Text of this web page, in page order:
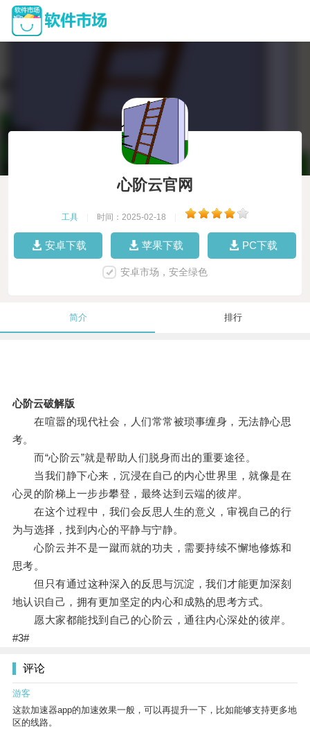
心阶云官网
工具 时间：2025-02-18
安卓下载 苹果下载 PC下载
安卓市场，安全绿色
简介 排行
心阶云破解版
在喧嚣的现代社会，人们常常被琐事缠身，无法静心思
考。
而“心阶云”就是帮助人们脱身而出的重要途径。
当我们静下心来，沉浸在自己的内心世界里，就像是在
心灵的阶梯上一步步攀登，最终达到云端的彼岸。
在这个过程中，我们会反思人生的意义，审视自己的行
为与选择，找到内心的平静与宁静。
心阶云并不是一蹴而就的功夫，需要持续不懈地修炼和
思考。
但只有通过这种深入的反思与沉淀，我们才能更加深刻
地认识自己，拥有更加坚定的内心和成熟的思考方式。
愿大家都能找到自己的心阶云，通往内心深处的彼岸。
#3#
评论
游客
这款加速器app的加速效果一般，可以再提升一下，比如能够支持更多地
区的线路。